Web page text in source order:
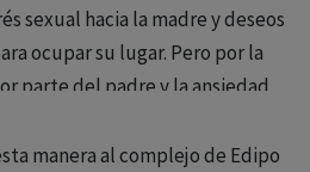
sexual hacia la madre y deseos
ocupar su lugar. Pero por la
parte del padre y la ansiedad
al amor edípico a la
con el padre e incorpora a su
manera al complejo de Edipo